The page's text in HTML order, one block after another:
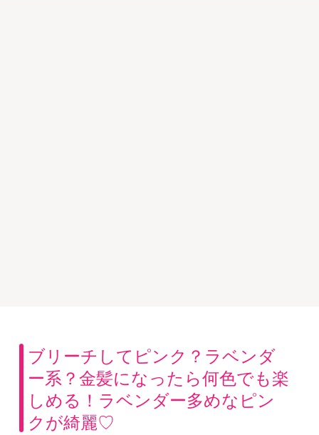
ブリーチしてピンク？ラベンダ
ー系？金髪になったら何色でも楽
しめる！ラベンダー多めなピン
クが綺麗♡